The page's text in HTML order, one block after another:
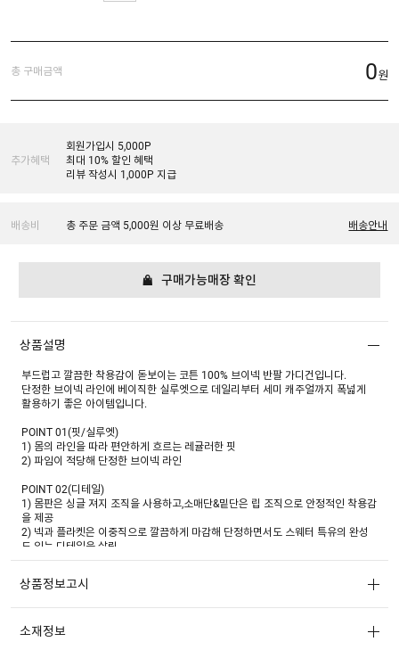
총 구매금액 0원
추가혜택
회원가입시 5,000P
최대 10% 할인 혜택
리뷰 작성시 1,000P 지급
배송비 총 주문 금액 5,000원 이상 무료배송 배송안내
구매가능매장 확인
상품설명
부드럽고 깔끔한 착용감이 돋보이는 코튼 100% 브이넥 반팔 가디건입니다.
단정한 브이넥 라인에 베이직한 실루엣으로 데일리부터 세미 캐주얼까지 폭넓게
활용하기 좋은 아이템입니다.
POINT 01(핏/실루엣)
1) 몸의 라인을 따라 편안하게 흐르는 레귤러한 핏
2) 파임이 적당해 단정한 브이넥 라인
POINT 02(디테일)
1) 몸판은 싱글 져지 조직을 사용하고,소매단&밑단은 립 조직으로 안정적인 착용감
을 제공
2) 넥과 플라켓은 이중직으로 깔끔하게 마감해 단정하면서도 스웨터 특유의 완성
도 있는 디테일을 살림
1) COTTON 100%
상품정보고시
소재정보